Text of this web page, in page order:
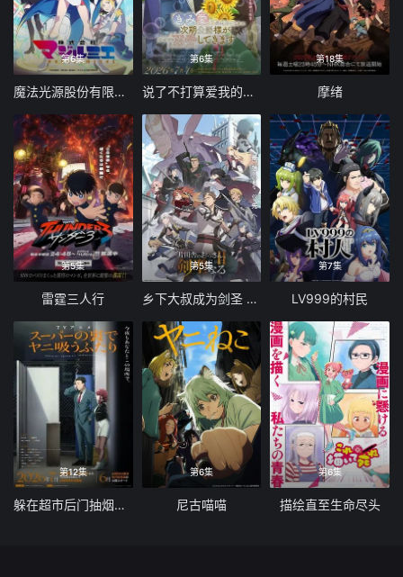
第6集
魔法光源股份有限公司第二季
第6集
说了不打算爱我的公爵继承人 不知为何对我宠爱有加
第18集
摩绪
第5集
雷霆三人行
第5集
乡下大叔成为剑圣 第二季
第7集
LV999的村民
第12集
躲在超市后门抽烟的两人
第6集
尼古喵喵
第6集
描绘直至生命尽头